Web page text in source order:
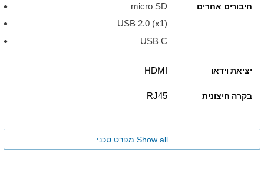
חיבורים אחרים
micro SD
USB 2.0 (x1)
USB C
יציאת וידאו HDMI
בקרה חיצונית RJ45
Show all מפרט טכני